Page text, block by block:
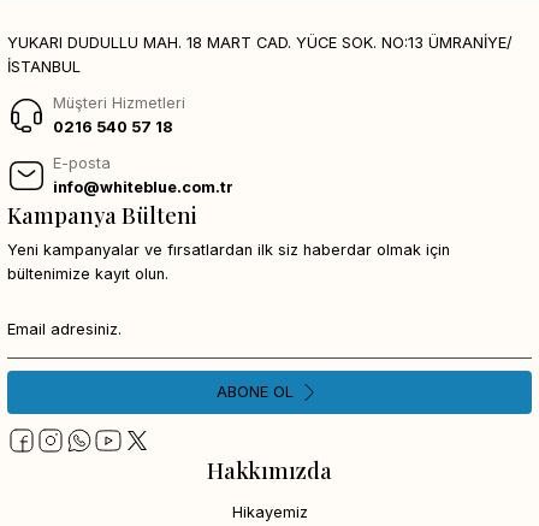
YUKARI DUDULLU MAH. 18 MART CAD. YÜCE SOK. NO:13 ÜMRANİYE/
İSTANBUL
Müşteri Hizmetleri
0216 540 57 18
E-posta
info@whiteblue.com.tr
Hakkımızda
Hikayemiz
Kampanya Bülteni
Yeni kampanyalar ve fırsatlardan ilk siz haberdar olmak için
bültenimize kayıt olun.
ABONE OL